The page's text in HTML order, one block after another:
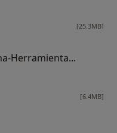
[25.3MB]
Herramienta...
[6.4MB]